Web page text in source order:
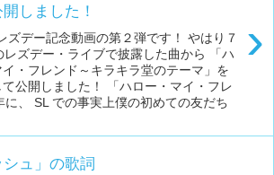
しました！
›
ズデー記念動画の第２弾です！ やはり７
レズデー・ライブで披露した曲から 「ハ
イ・フレンド～キラキラ堂のテーマ」を
公開しました！ 「ハロー・マイ・フレ
に、 SL での事実上僕の初めての友だち
シュ」の歌詞